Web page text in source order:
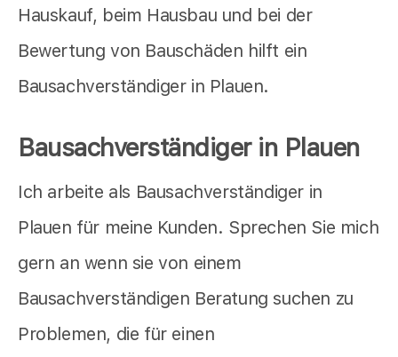
Hauskauf, beim Hausbau und bei der
Bewertung von Bauschäden hilft ein
Bausachverständiger in Plauen.
Bausachverständiger in Plauen
Ich arbeite als Bausachverständiger in
Plauen für meine Kunden. Sprechen Sie mich
gern an wenn sie von einem
Bausachverständigen Beratung suchen zu
Problemen, die für einen